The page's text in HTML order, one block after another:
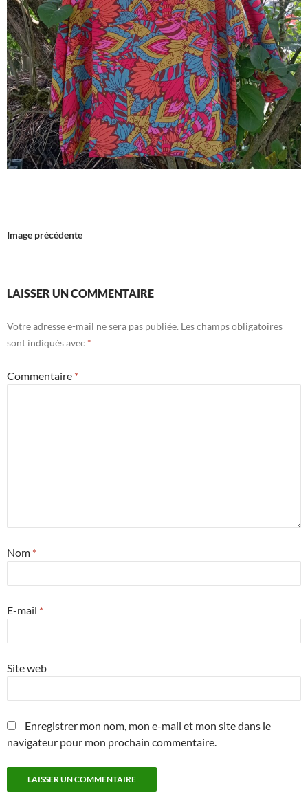
Image précédente
LAISSER UN COMMENTAIRE
Votre adresse e-mail ne sera pas publiée. Les champs obligatoires
sont indiqués avec *
Commentaire *
Nom *
E-mail *
Site web
Enregistrer mon nom, mon e-mail et mon site dans le
navigateur pour mon prochain commentaire.